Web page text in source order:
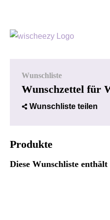
Wunschliste
Wunschzettel für
Wunschliste teilen
Produkte
Diese Wunschliste